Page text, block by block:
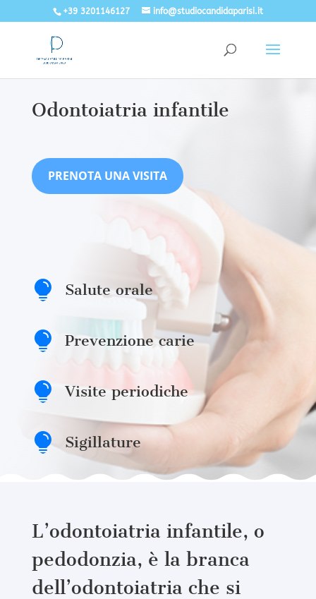
+39 3201146127 info@studiocandidaparisi.it
Odontoiatria infantile
PRENOTA UNA VISITA
 Salute orale
 Prevenzione carie
 Visite periodiche
 Sigillature
L’odontoiatria infantile, o
pedodonzia, è la branca
dell’odontoiatria che si